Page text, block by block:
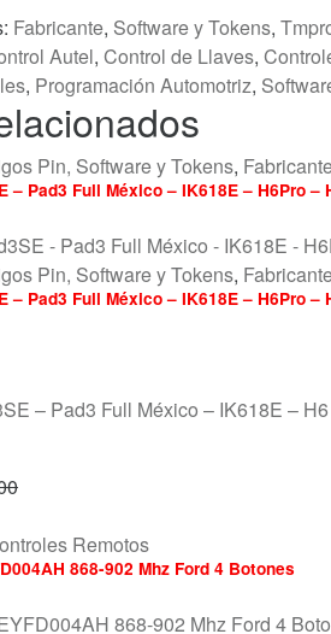
Fabricante, Software y Tokens,
Autel, Control de Llaves,
, Programación Automotriz,
Pin, Software y Tokens,
– Pad3 Full México – IK618E – H6Pro
Pin, Software y Tokens,
– Pad3 Full México – IK618E – H6Pro
– Pad3 Full México – IK618E –
Remotos
868-902 Mhz Ford 4 Botones